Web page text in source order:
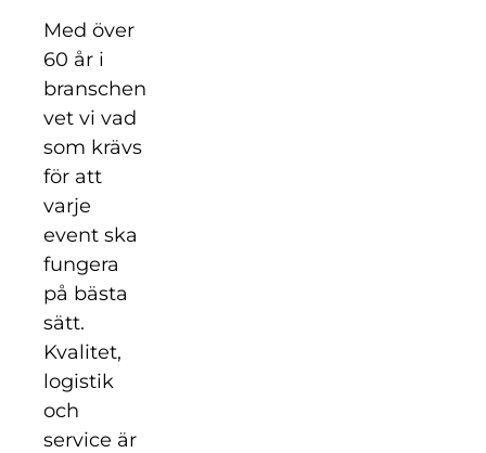
Med över
60 år i
branschen
vet vi vad
som krävs
för att
varje
event ska
fungera
på bästa
sätt.
Kvalitet,
logistik
och
service är